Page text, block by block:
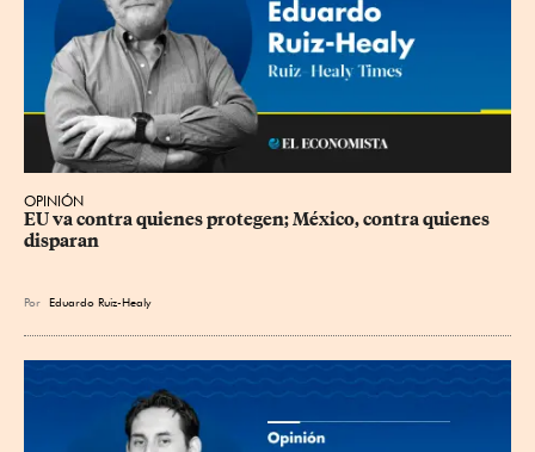
OPINIÓN
EU va contra quienes protegen; México, contra quienes
disparan
Por Eduardo Ruiz-Healy